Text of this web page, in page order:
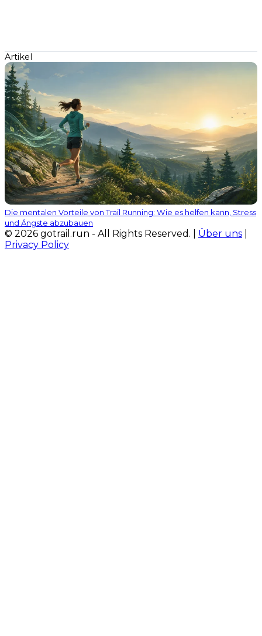
Artikel
Die mentalen Vorteile von Trail Running: Wie es helfen kann, Stress
und Ängste abzubauen
© 2026 gotrail.run - All Rights Reserved. | Über uns
Privacy Policy